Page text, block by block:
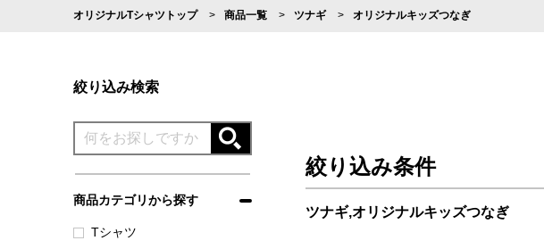
ご利用ガイド
はじめての方へ
再注文の方へ
お支払い方法について
割引まとめページ
発送・特急サービスについて
版の保管期限について
マイページ会員のメリット
よくあるご質問
オリジナルTシャツトップ 商品一覧 ツナギ オリジナルキッズつなぎ
絞り込み検索
商品カテゴリから探す
Tシャツ
絞り込み条件
ツナギ,オリジナルキッズつなぎ